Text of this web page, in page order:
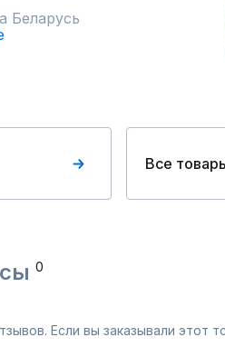
Беларусь
Все
0
Если вы заказывали